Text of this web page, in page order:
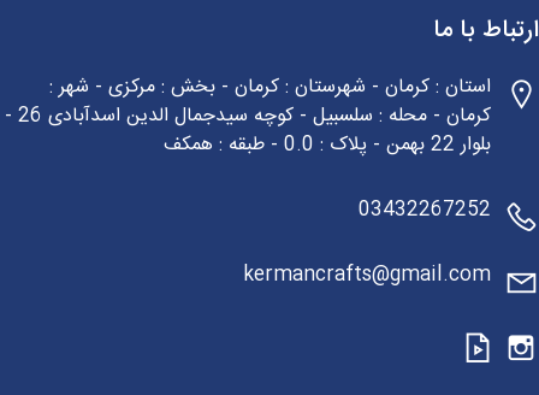
با ما
استان : کرمان - شهرستان : کرمان - بخش : مرکزی - شهر :
کرمان - محله : سلسبیل - کوچه سیدجمال الدین اسدآبادی 26 -
بلوار 22 بهمن - پلاک : 0.0 - طبقه : همکف
03432267252
kermancrafts@gmail.com